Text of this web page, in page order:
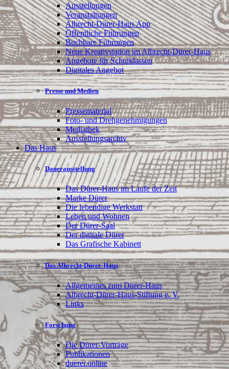
Ausstellungen
Veranstaltungen
Albrecht-Dürer-Haus App
Öffentliche Führungen
Buchbare Führungen
Neue Kreativstation im Albrecht-Dürer-Haus
Angebote für Schulklassen
Digitales Angebot
Presse und Medien
Pressematerial
Foto- und Drehgenehmigungen
Mediathek
Ausstellungsarchiv
Das Haus
Dauerausstellung
Das Dürer-Haus im Laufe der Zeit
Marke Dürer
Die lebendige Werkstatt
Leben und Wohnen
Der Dürer-Saal
Der digitale Dürer
Das Grafische Kabinett
Das Albrecht-Dürer-Haus
Allgemeines zum Dürer-Haus
Albrecht-Dürer-Haus-Stiftung e. V.
Links
Forschung
Die Dürer-Vorträge
Publikationen
duerer.online